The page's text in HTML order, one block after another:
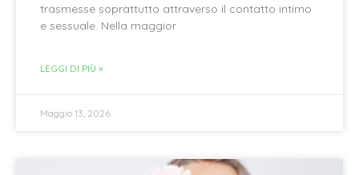
trasmesse soprattutto attraverso il contatto intimo
e sessuale. Nella maggior
LEGGI DI PIÙ »
Maggio 13, 2026